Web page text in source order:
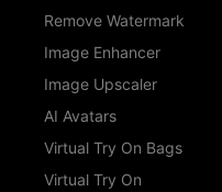
Remove Watermark
Image Enhancer
Image Upscaler
AI Avatars
Virtual Try On Bags
Virtual Try On